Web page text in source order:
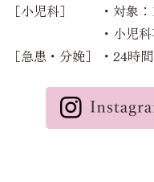
［小児科］
・対象
・小児
［急患・分娩］
・24時